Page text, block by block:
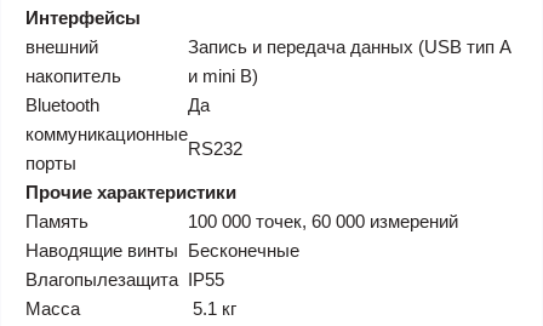
Интерфейсы
внешний
накопитель
Запись и передача данных (USB тип A
и mini B)
Bluetooth
Да
коммуникационные
порты
RS232
Прочие характеристики
Память
100 000 точек, 60 000 измерений
Наводящие винты Бесконечные
Влагопылезащита IP55
Масса
5.1 кг